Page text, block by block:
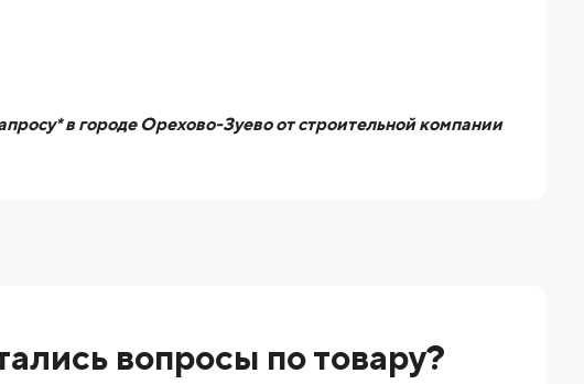
в городе Орехово-Зуево от строительной компании
вопросы по товару?